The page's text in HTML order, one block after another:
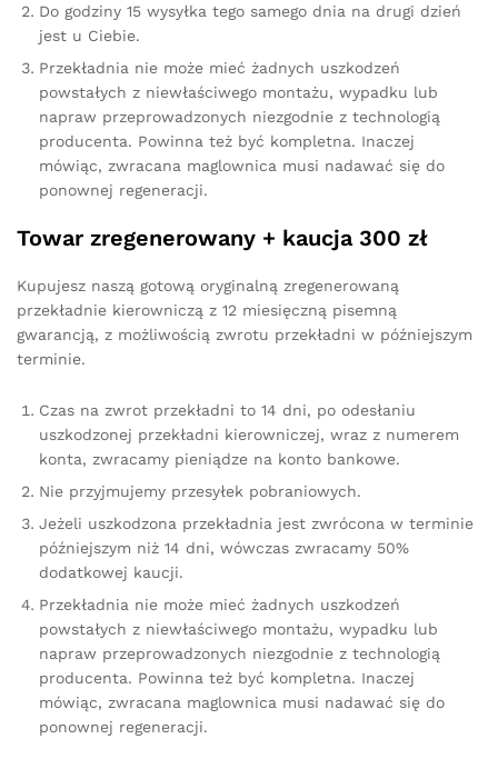
Do godziny 15 wysyłka tego samego dnia na drugi dzień
jest u Ciebie.
Przekładnia nie może mieć żadnych uszkodzeń
powstałych z niewłaściwego montażu, wypadku lub
napraw przeprowadzonych niezgodnie z technologią
producenta. Powinna też być kompletna. Inaczej
mówiąc, zwracana maglownica musi nadawać się do
ponownej regeneracji.
Towar zregenerowany + kaucja 300 zł
Kupujesz naszą gotową oryginalną zregenerowaną
przekładnie kierowniczą z 12 miesięczną pisemną
gwarancją, z możliwością zwrotu przekładni w późniejszym
terminie.
Czas na zwrot przekładni to 14 dni, po odesłaniu
uszkodzonej przekładni kierowniczej, wraz z numerem
konta, zwracamy pieniądze na konto bankowe.
Nie przyjmujemy przesyłek pobraniowych.
Jeżeli uszkodzona przekładnia jest zwrócona w terminie
późniejszym niż 14 dni, wówczas zwracamy 50%
dodatkowej kaucji.
Przekładnia nie może mieć żadnych uszkodzeń
powstałych z niewłaściwego montażu, wypadku lub
napraw przeprowadzonych niezgodnie z technologią
producenta. Powinna też być kompletna. Inaczej
mówiąc, zwracana maglownica musi nadawać się do
ponownej regeneracji.